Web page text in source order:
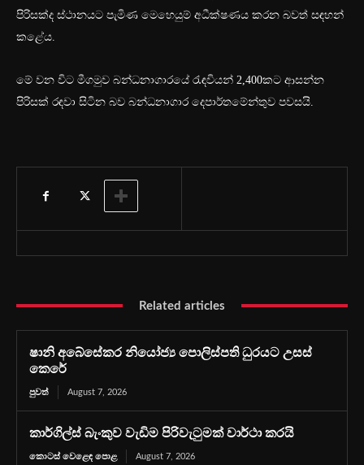
පිරිසක්ද ස්ථානයට පැමිණ මෙහෙයුම් අධීක්ෂණය කරන බවත් සඳහන්
කළේය.
මේ වන විට මීගමුව බන්ධනාගාරයේ රැඳවියන් 2,400කට ආසන්න
පිරිසක් රඳවා සිටින බව බන්ධනාගාර දෙපාර්තමේන්තුව පවසයි.
Related articles
ෂානි අබේසේකර නියෝජ්‍ය පොලිස්පති ධුරයට උසස්
කෙරේ
පුවත් August 7, 2026
කාර්ගිල්ස් බැංකුව වැඩිම පිරිවැටුමක් වාර්ථා කරයි
කොටස් වෙළෙඳ පොළ August 7, 2026